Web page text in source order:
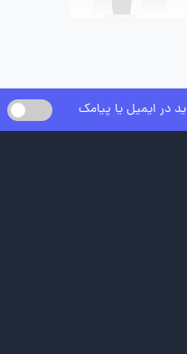
در ایمیل یا پیامک